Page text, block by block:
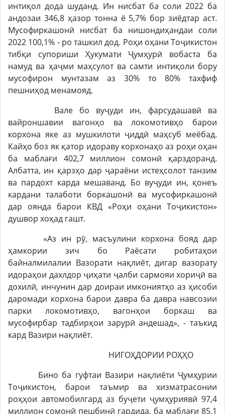
интиқол дода шуданд. Ин нисбат ба соли 2022 ба
андозаи 346,8 ҳазор тонна ё 5,7% бор зиёдтар аст.
Мусофиркашонӣ нисбат ба нишондиҳандаи соли
2022 100,1% - ро ташкил дод. Роҳи оҳани Тоҷикистон
тибқи супориши Ҳукумати Ҷумҳурӣ вобаста ба
намуд ва ҳаҷми маҳсулот ва самти интиқоли бору
мусофирон мунтазам аз 30% то 80% тахфиф
пешниҳод менамояд.
Вале бо вуҷуди ин, фарсудашавӣ ва
вайроншавии вагонҳо ва локомотивҳо барои
корхона яке аз мушкилоти ҷиддӣ маҳсуб меёбад.
Кайҳо боз як қатор идораву корхонаҳо аз роҳи оҳан
ба маблағи 402,7 миллион сомонӣ қарздоранд.
Албатта, ин қарзҳо дар ҷараёни истеҳсолот танзим
ва пардохт карда мешаванд. Бо вуҷуди ин, қонеъ
кардани талаботи боркашонӣ ва мусофиркашонӣ
дар оянда барои КВД «Роҳи оҳани Тоҷикистон»
душвор хоҳад гашт.
«Аз ин рӯ, масъулини корхона бояд дар
ҳамкории зич бо Раёсати робитаҳои
байналмилалии Вазорати нақлиёт, дигар вазорату
идораҳои дахлдор ҷиҳати ҷалби сармояи хориҷӣ ва
дохилӣ, инчунин дар доираи имкониятҳо аз ҳисоби
даромади корхона барои давра ба давра навсозии
парки локомотивҳо, вагонҳои боркаш ва
мусофирбар тадбирҳои зарурӣ андешад», - таъкид
кард Вазири нақлиёт.
НИГОҲДОРИИ РОҲҲО
Бино ба гуфтаи Вазири нақлиёти Ҷумҳурии
Тоҷикистон, барои таъмир ва хизматрасонии
роҳҳои автомобилгард аз буҷети ҷумҳуриявӣ 97,4
миллион сомонӣ пешбинӣ гардида, ба маблағи 85,1